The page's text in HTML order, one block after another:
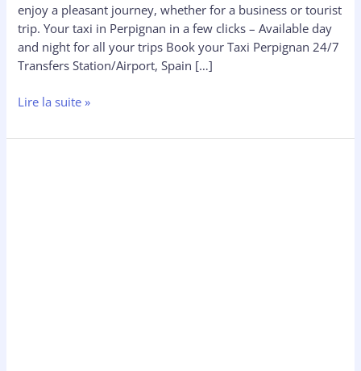
enjoy a pleasant journey, whether for a business or tourist
trip. Your taxi in Perpignan in a few clicks – Available day
and night for all your trips Book your Taxi Perpignan 24/7
Transfers Station/Airport, Spain […]
Lire la suite »